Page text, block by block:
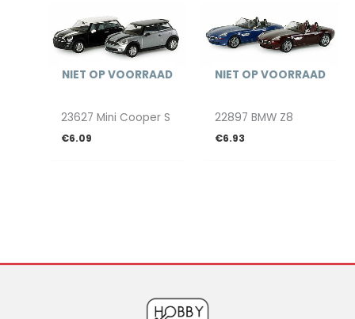
NIET OP VOORRAAD
23627 Mini Cooper S
€6.09
NIET OP VOORRAAD
22897 BMW Z8
€6.93